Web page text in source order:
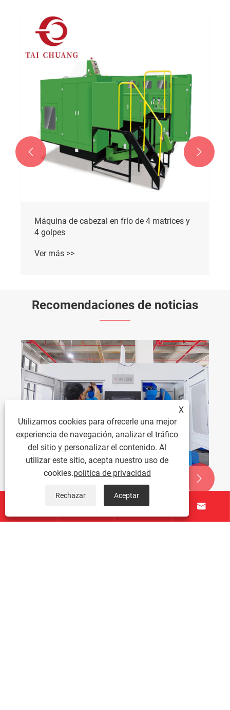
Máquina de cabezal en frío de 2 matrices y
4 golpes
Ver más >>
 
Recomendaciones de noticias

 
X
Utilizamos cookies para ofrecerle una mejor
experiencia de navegación, analizar el tráfico
del sitio y personalizar el contenido. Al
utilizar este sitio, acepta nuestro uso de
cookies.política de privacidad
Rechazar Aceptar